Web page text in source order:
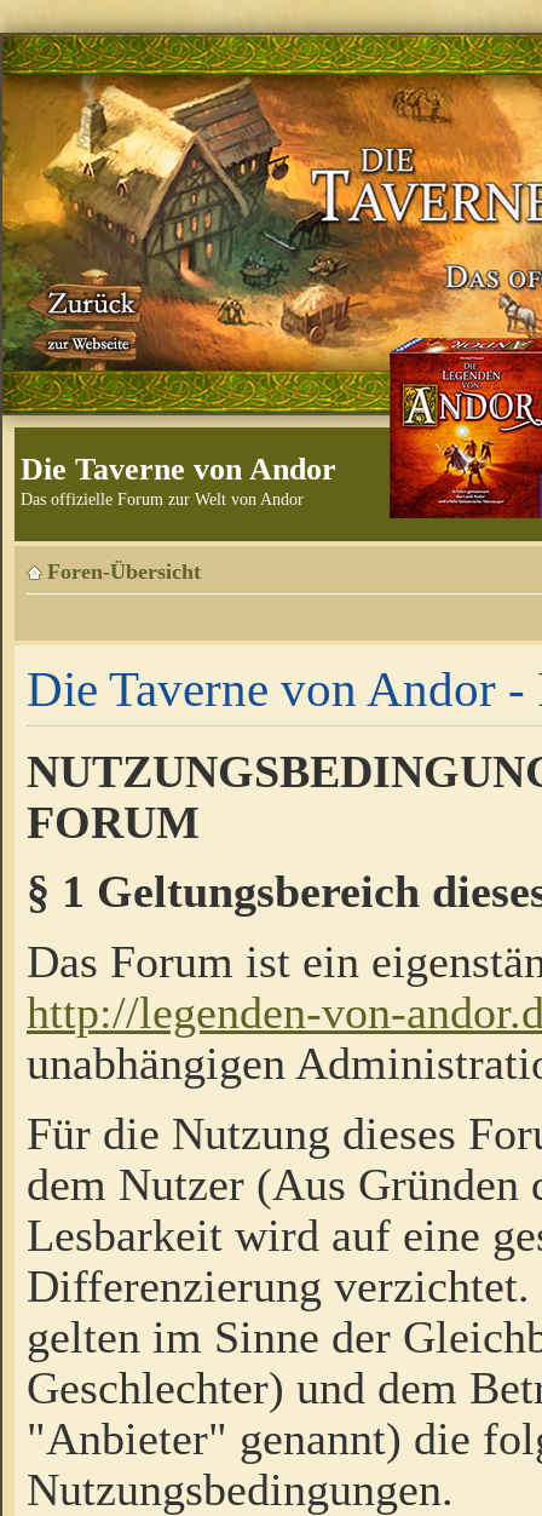
Die Taverne von Andor
Das offizielle Forum zur Welt von Andor
Foren-Übersicht
Die Taverne von Andor -
FORUM
§ 1 Geltungsbereich
Das Forum ist ein
http://legenden-von-
unabhängigen
Für die Nutzung dieses
dem Nutzer (Aus Gründen
Lesbarkeit wird auf eine
Differenzierung
gelten im Sinne der
Geschlechter) und dem
"Anbieter" genannt) die
Nutzungsbedingungen.